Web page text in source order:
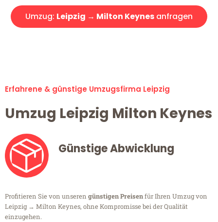
Umzug: Leipzig → Milton Keynes anfragen
Erfahrene & günstige Umzugsfirma Leipzig
Umzug Leipzig Milton Keynes
Günstige Abwicklung
Profitieren Sie von unseren günstigen Preisenfür Ihren Umzug von
Leipzig → Milton Keynes, ohne Kompromisse bei der Qualität
einzugehen.